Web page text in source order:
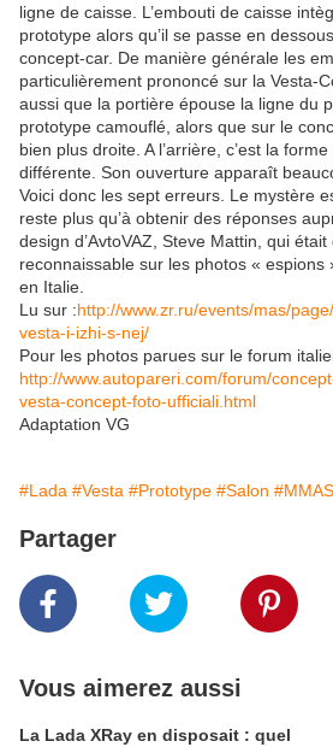
ligne de caisse. L’embouti de caisse
prototype alors qu’il se passe en
concept-car. De manière générale les
particulièrement prononcé sur la Vesta-
aussi que la portière épouse la ligne du
prototype camouflé, alors que sur le
bien plus droite. A l’arrière, c’est la
différente. Son ouverture apparaît
Voici donc les sept erreurs. Le mystère
reste plus qu’à obtenir des réponses
design d’AvtoVAZ, Steve Mattin, qui
reconnaissable sur les photos « espions
en Italie.
Lu sur :http://www.zr.ru/events/mas/
vesta-i-izhi-s-nej/
Pour les photos parues sur le forum
http://www.autopareri.com/forum/
vesta-concept-foto-ufficiali.html
Adaptation VG
#Lada #Vesta #Prototype #Salon
Partager
Vous aimerez aussi
La Lada XRay en disposait : quel